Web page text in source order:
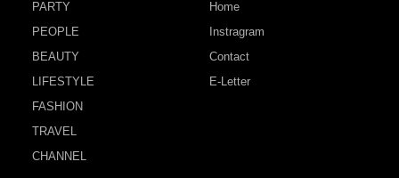
PARTY
PEOPLE
BEAUTY
LIFESTYLE
FASHION
TRAVEL
CHANNEL
Home
Instragram
Contact
E-Letter